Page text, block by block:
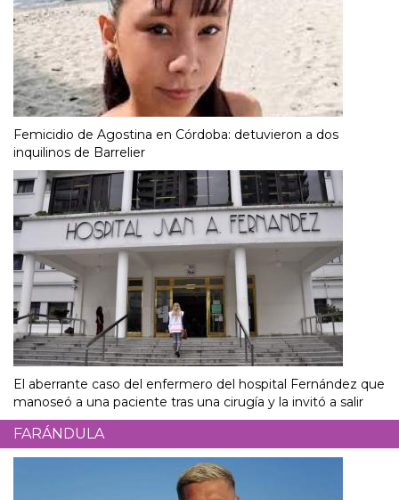
Femicidio de Agostina en Córdoba: detuvieron a dos
inquilinos de Barrelier
El aberrante caso del enfermero del hospital Fernández que
manoseó a una paciente tras una cirugía y la invitó a salir
FARÁNDULA